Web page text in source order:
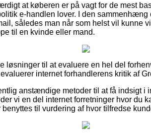
at køberen er på vagt for de mest
e-handlen lover. I den
således man når som helst vil kunne
til en kvinde eller mand.
løsninger til at evaluere en hel del
internet forhandlerens kritik af
anstændige metoder til at få indsigt i
vi en del internet forretninger hvor du
til vurdering af hvor tilfredse